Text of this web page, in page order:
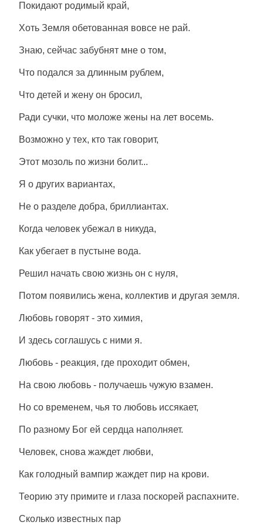
Покидают родимый край,
Хоть Земля обетованная вовсе не рай.
Знаю, сейчас забубнят мне о том,
Что подался за длинным рублем,
Что детей и жену он бросил,
Ради сучки, что моложе жены на лет восемь.
Возможно у тех, кто так говорит,
Этот мозоль по жизни болит...
Я о других вариантах,
Не о разделе добра, бриллиантах.
Когда человек убежал в никуда,
Как убегает в пустыне вода.
Решил начать свою жизнь он с нуля,
Потом появились жена, коллектив и другая земля.
Любовь говорят - это химия,
И здесь соглашусь с ними я.
Любовь - реакция, где проходит обмен,
На свою любовь - получаешь чужую взамен.
Но со временем, чья то любовь иссякает,
По разному Бог ей сердца наполняет.
Человек, снова жаждет любви,
Как голодный вампир жаждет пир на крови.
Теорию эту примите и глаза поскорей распахните.
Сколько известных пар